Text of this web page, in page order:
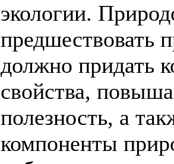
экологии.
предшествовать
должно придать
свойства,
полезность, а
компоненты